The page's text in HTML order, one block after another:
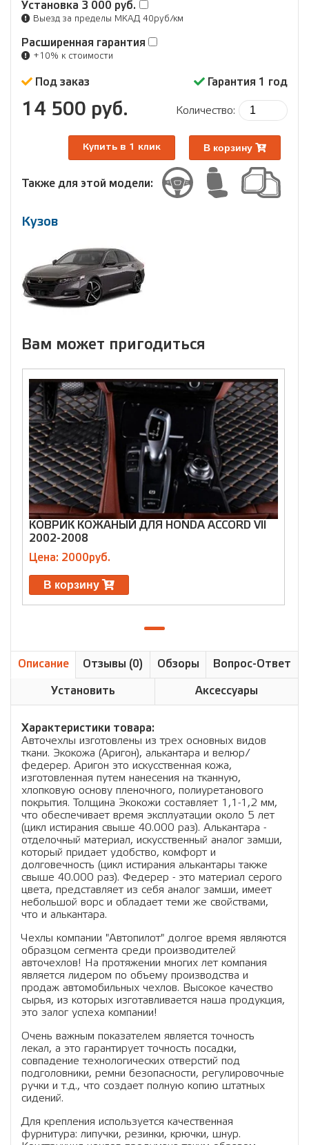
Установка 3 000 руб.
Выезд за пределы МКАД 40руб/км
Расширенная гарантия
+10% к стоимости
Кузов
Под заказ Гарантия 1 год
14 500 руб. Количество:
Купить в 1 клик В корзину
Также для этой модели:
Вам может пригодиться
КОВРИК КОЖАНЫЙ ДЛЯ HONDA ACCORD VII
2002-2008
Цена: 2000руб.
В корзину
Описание Отзывы (0) Обзоры Вопрос-Ответ
Установить Аксессуары
Характеристики товара:
Авточехлы изготовлены из трех основных видов
ткани. Экокожа (Аригон), алькантара и велюр/
федерер. Аригон это искусственная кожа,
изготовленная путем нанесения на тканную,
хлопковую основу пленочного, полиуретанового
покрытия. Толщина Экокожи составляет 1,1-1,2 мм,
что обеспечивает время эксплуатации около 5 лет
(цикл истирания свыше 40.000 раз). Алькантара -
отделочный материал, искусственный аналог замши,
который придает удобство, комфорт и
долговечность (цикл истирания алькантары также
свыше 40.000 раз). Федерер - это материал серого
цвета, представляет из себя аналог замши, имеет
небольшой ворс и обладает теми же свойствами,
что и алькантара.
Чехлы компании "Автопилот" долгое время являются
образцом сегмента среди производителей
авточехлов! На протяжении многих лет компания
является лидером по объему производства и
продаж автомобильных чехлов. Высокое качество
сырья, из которых изготавливается наша продукция,
это залог успеха компании!
Очень важным показателем является точность
лекал, а это гарантирует точность посадки,
совпадение технологических отверстий под
подголовники, ремни безопасности, регулировочные
ручки и т.д., что создает полную копию штатных
сидений.
Для крепления используется качественная
фурнитура: липучки, резинки, крючки, шнур.